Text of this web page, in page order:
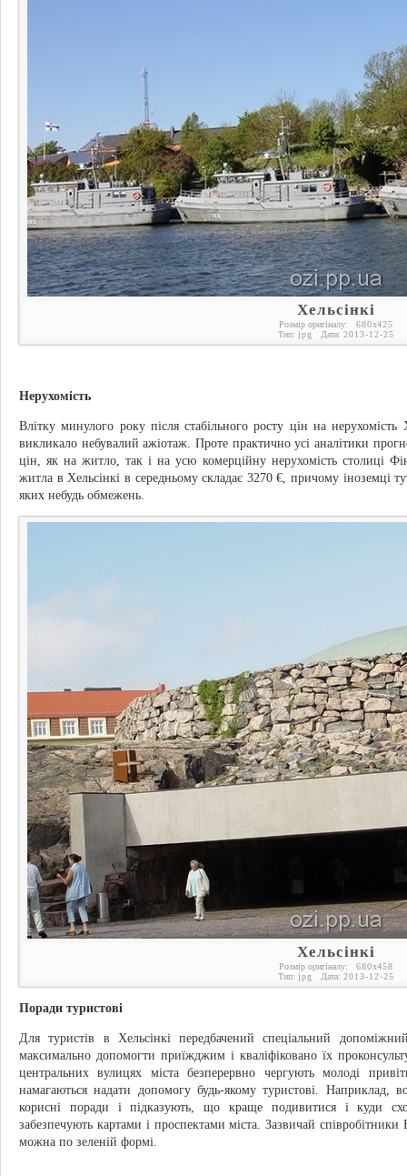
Хельсінкі
Розмір оригіналу: 680x425
Тип: jpg Дата: 2013-12-25
Нерухомість
Влітку минулого року після стабільного росту цін на
викликало небувалий ажіотаж. Проте практично усі аналітики
цін, як на житло, так і на усю комерційну нерухомість столиці
житла в Хельсінкі в середньому складає 3270 €, причому іноземці
яких небудь обмежень.
Хельсінкі
Розмір оригіналу: 680x458
Тип: jpg Дата: 2013-12-25
Поради туристові
Для туристів в Хельсінкі передбачений спеціальний
максимально допомогти приїжджим і кваліфіковано їх
центральних вулицях міста безперервно чергують молоді
намагаються надати допомогу будь-якому туристові.
корисні поради і підказують, що краще подивитися і куди
забезпечують картами і проспектами міста. Зазвичай
можна по зеленій формі.